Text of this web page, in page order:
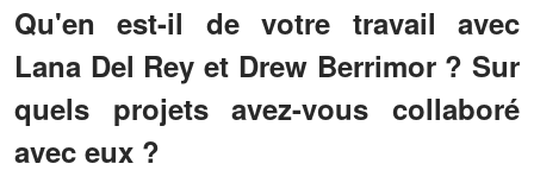
Qu'en est-il de votre travail avec
Lana Del Rey et Drew Berrimor ? Sur
quels projets avez-vous collaboré
avec eux ?